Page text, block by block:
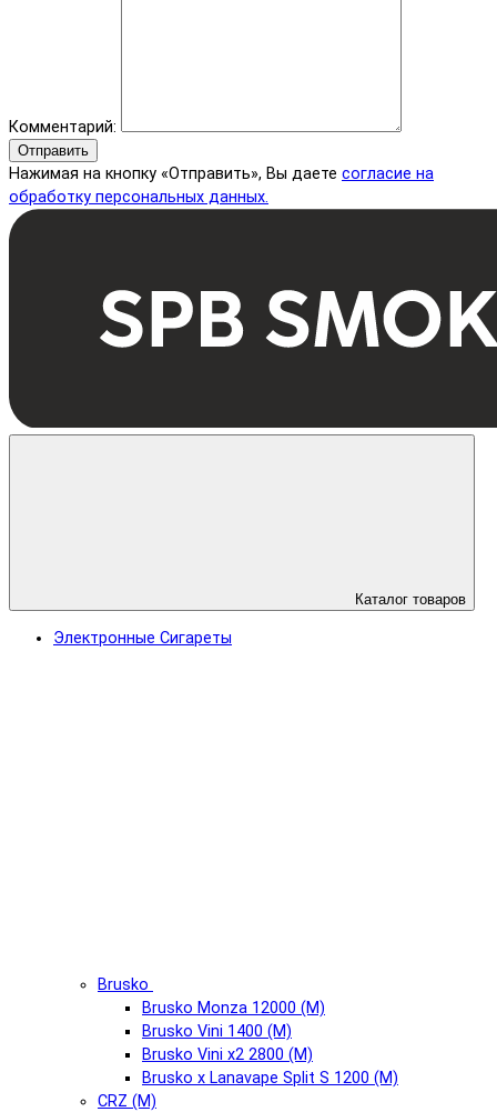
Комментарий:
Отправить
Нажимая на кнопку «Отправить», Вы даете согласие на
обработку персональных данных.
Каталог товаров
Электронные Сигареты
Brusko
Brusko Monza 12000 (М)
Brusko Vini 1400 (М)
Brusko Vini x2 2800 (М)
Brusko x Lanavape Split S 1200 (М)
CRZ (М)